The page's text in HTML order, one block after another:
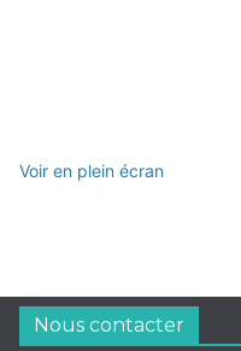
Voir en plein écran
Nous contacter